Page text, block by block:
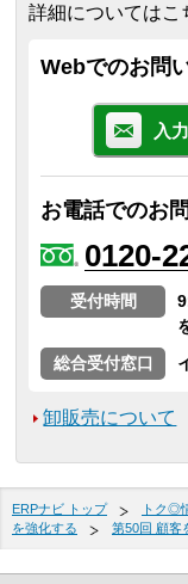
詳細についてはこ
Webでのお問
入
お電話でのお
0120-
受付時間
総合受付窓口
卸販売について
ERPナビ トップ トク◎
を強化する
第50回 顧客